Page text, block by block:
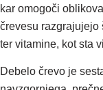
kar omogoči
črevesu
ter vitamine, kot sta
Debelo črevo je